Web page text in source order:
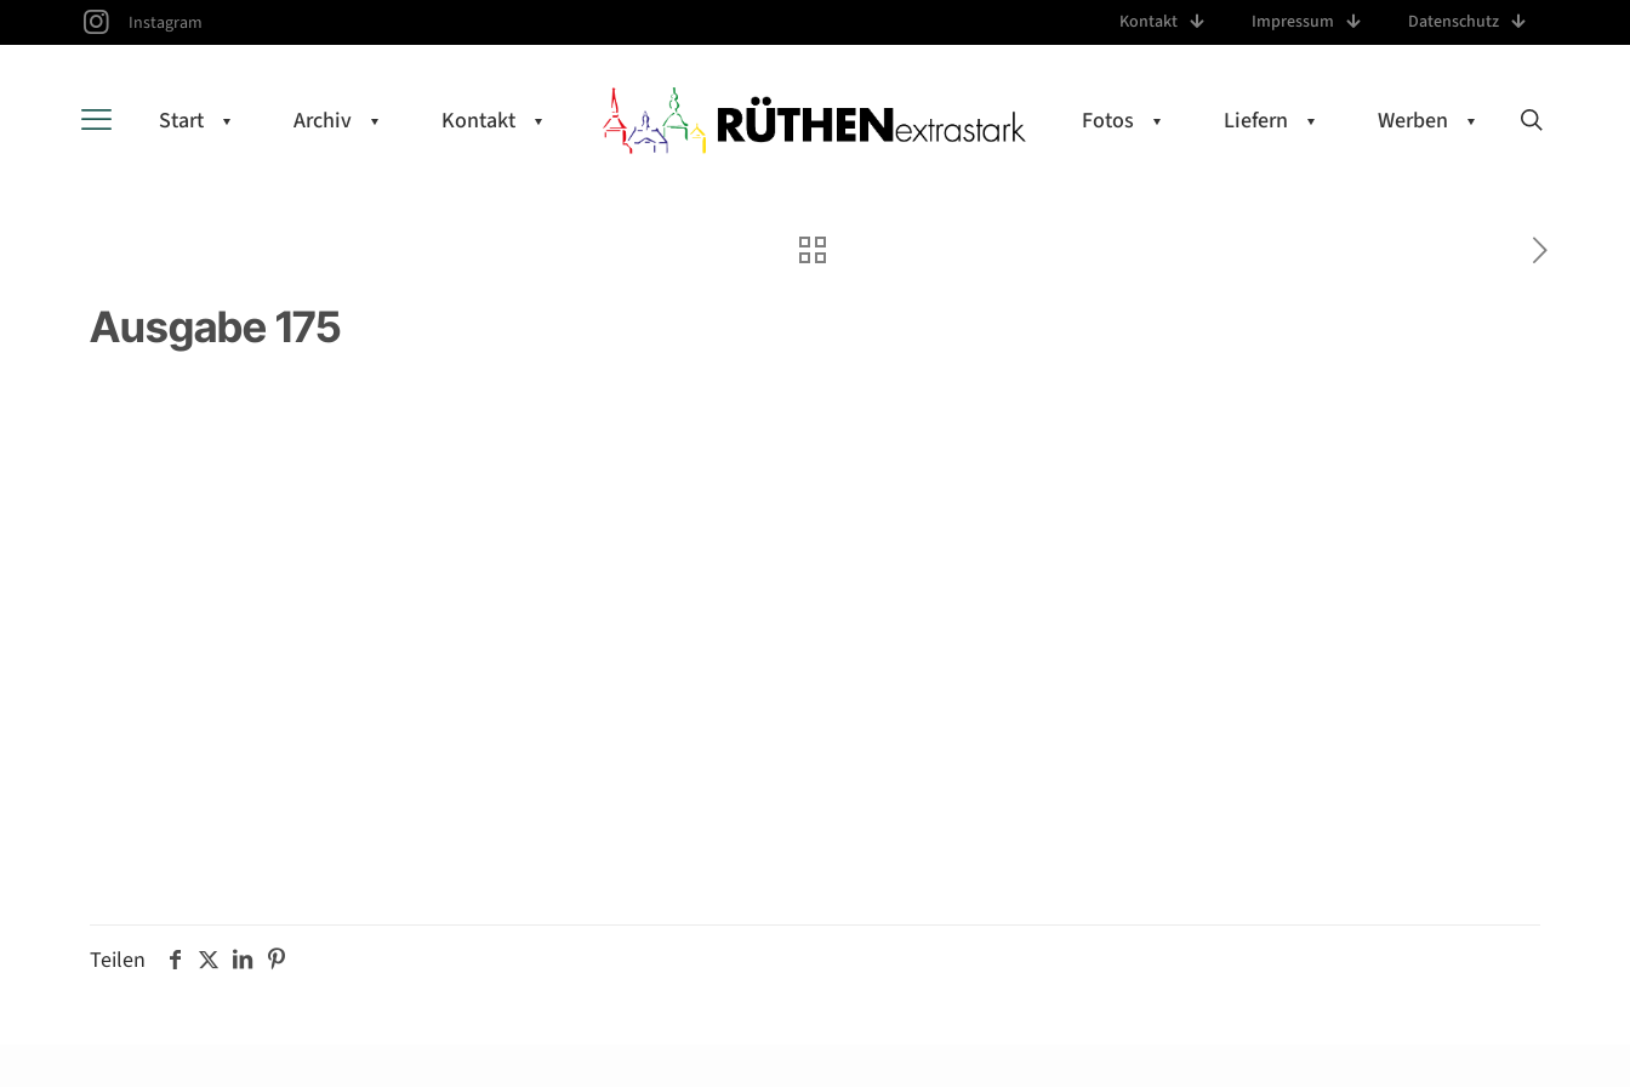
Instagram Kontakt Impressum Datenschutz
Start Archiv Kontakt Fotos Liefern Werben
Ausgabe 175
Teilen